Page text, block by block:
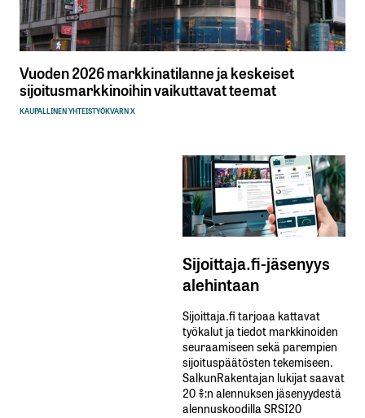
Vuoden 2026 markkinatilanne ja keskeiset
sijoitusmarkkinoihin vaikuttavat teemat
KAUPALLINEN YHTEISTYÖKVARN X
Sijoittaja.fi-jäsenyys
alehintaan
Sijoittaja.fi tarjoaa kattavat
työkalut ja tiedot markkinoiden
seuraamiseen sekä parempien
sijoituspäätösten tekemiseen.
SalkunRakentajan lukijat saavat
20 %:n alennuksen jäsenyydestä
alennuskoodilla SRSI20